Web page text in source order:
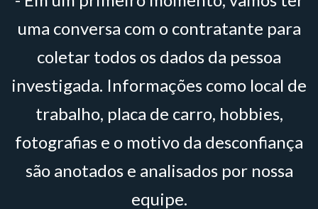
uma conversa com o contratante para
coletar todos os dados da pessoa
investigada. Informações como local de
trabalho, placa de carro, hobbies,
fotografias e o motivo da desconfiança
são anotados e analisados por nossa
equipe.